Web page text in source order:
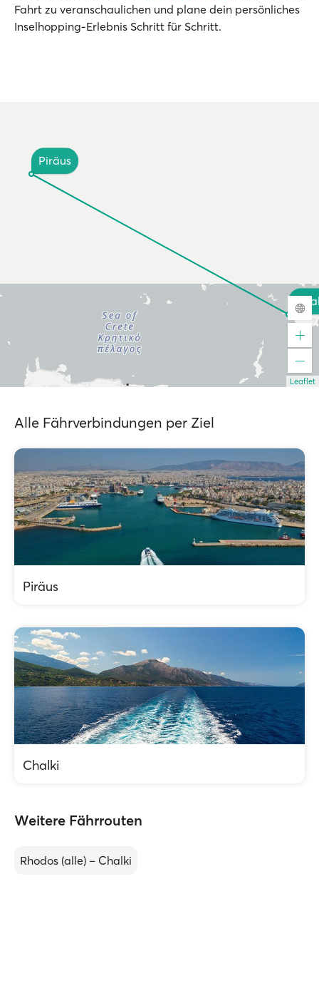
Fahrt zu veranschaulichen und plane dein persönliches
Inselhopping-Erlebnis Schritt für Schritt.
Piräus
Leaflet
Alle Fährverbindungen per Ziel
Piräus
Chalki
Weitere Fährrouten
Rhodos (alle) – Chalki